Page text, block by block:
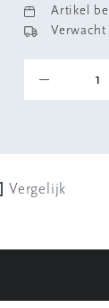
Artikel
Vergelijk